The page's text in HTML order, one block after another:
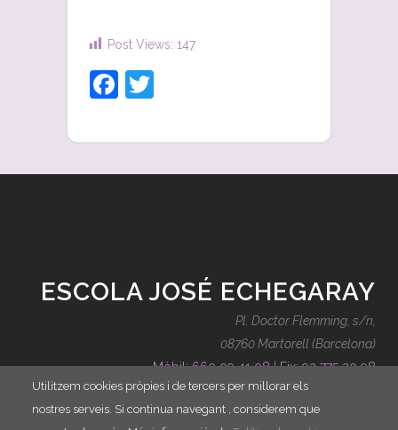
Utilitzem cookies pròpies i de tercers per millorar els
nostres serveis. Si continua navegant , considerem que
Post Views: 147
Facebook
ESCOLA JOSÉ ECHEGARAY
Pl. Doctor Flemming, s/n,
08760 Martorell (Barcelona)
Mòbil: 660 09 41 08|Fix: 93 775 20 98
contacte@escolajoseechegaray.cat